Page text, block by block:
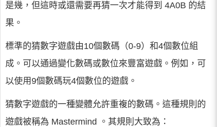
是幾，但這時或還需要再猜一次才能得到 4A0B 的結
果。
標準的猜數字遊戲由10個數碼（0-9）和4個數位組
成。可以通過變化數碼或數位來豐富遊戲。例如，可
以使用9個數碼玩4個數位的遊戲。
猜數字遊戲的一種變體允許重複的數碼。這種規則的
遊戲被稱為 Mastermind 。其規則大致為：